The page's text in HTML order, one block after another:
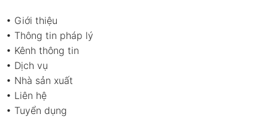
• Giới thiệu
• Thông tin pháp lý
• Kênh thông tin
• Dịch vụ
• Nhà sản xuất
• Liên hệ
• Tuyển dụng